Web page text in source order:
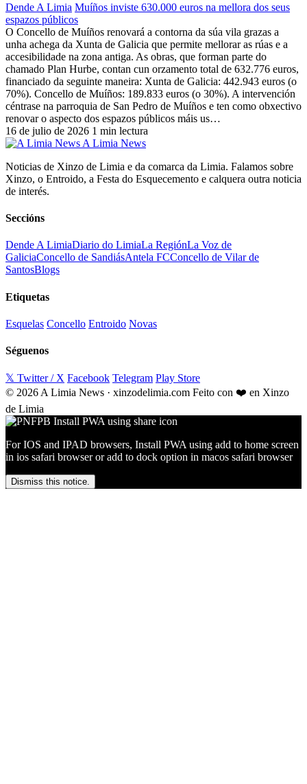
Dende A Limia Muíños inviste 630.000 euros na mellora dos seus
espazos públicos
O Concello de Muíños renovará a contorna da súa vila grazas a
unha achega da Xunta de Galicia que permite mellorar as rúas e a
accesibilidade na zona antiga. As obras, que forman parte do
chamado Plan Hurbe, contan cun orzamento total de 632.776 euros,
financiado da seguinte maneira: Xunta de Galicia: 442.943 euros (o
70%). Concello de Muíños: 189.833 euros (o 30%). A intervención
céntrase na parroquia de San Pedro de Muíños e ten como obxectivo
renovar o aspecto dos espazos públicos máis us…
16 de julio de 2026 1 min lectura
A Limia News
Noticias de Xinzo de Limia e da comarca da Limia. Falamos sobre
Xinzo, o Entroido, a Festa do Esquecemento e calquera outra noticia
de interés.
Seccións
Dende A LimiaDiario do LimiaLa RegiónLa Voz de
GaliciaConcello de SandiásAntela FCConcello de Vilar de
SantosBlogs
Etiquetas
Esquelas Concello Entroido Novas
Séguenos
𝕏 Twitter / X Facebook Telegram Play Store
© 2026 A Limia News · xinzodelimia.com Feito con ❤️ en Xinzo
de Limia
For IOS and IPAD browsers, Install PWA using add to home screen
in ios safari browser or add to dock option in macos safari browser
Dismiss this notice.